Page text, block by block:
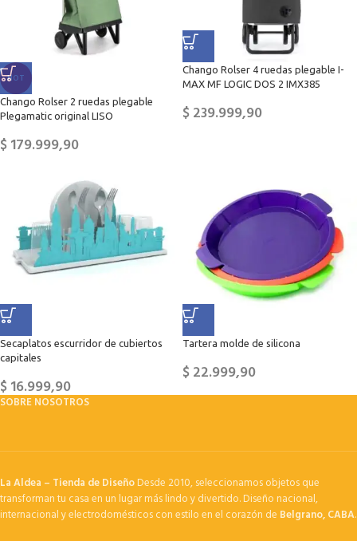
HOT
Chango Rolser 2 ruedas plegable
Plegamatic original LISO
$179.999,90
Chango Rolser 4 ruedas plegable I-
MAX MF LOGIC DOS 2 IMX385
$239.999,90
Secaplatos escurridor de cubiertos
capitales
$16.999,90
Tartera molde de silicona
$22.999,90
SOBRE NOSOTROS
La Aldea – Tienda de DiseñoDesde 2010, seleccionamos objetos que
transforman tu casa en un lugar más lindo y divertido. Diseño nacional,
internacional y electrodomésticos con estilo en el corazón de Belgrano, CABA.